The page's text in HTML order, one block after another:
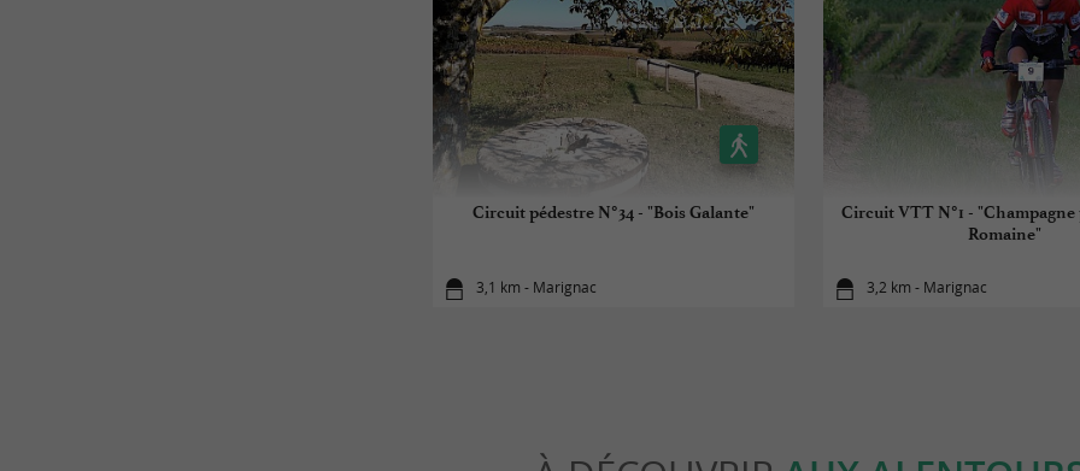
Circuit pédestre N°34 - "Bois Galante"
3,1 km - Marignac
Circuit VTT N°1 - "Champagne
Romaine"
3,2 km - Marignac